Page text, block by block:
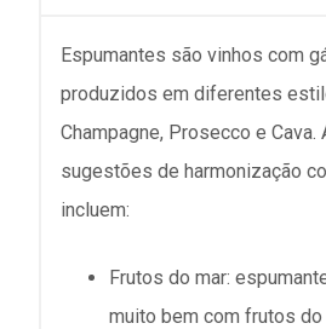
Espumantes são vinhos com
produzidos em diferentes
Champagne, Prosecco e Cava.
sugestões de harmonização
incluem:
Frutos do mar:
muito bem com frutos do